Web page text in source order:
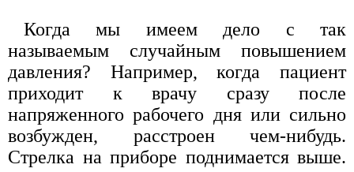
Когда мы имеем дело с так
называемым случайным повышением
давления? Например, когда пациент
приходит к врачу сразу после
напряженного рабочего дня или сильно
возбужден, расстроен чем-нибудь.
Стрелка на приборе поднимается выше.